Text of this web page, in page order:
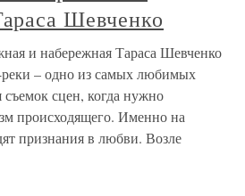
Шевченко
и набережная Тараса Шевченко
– одно из самых любимых
сцен, когда нужно
происходящего. Именно на
признания в любви. Возле